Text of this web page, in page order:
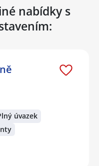
nabídky s
úvazek